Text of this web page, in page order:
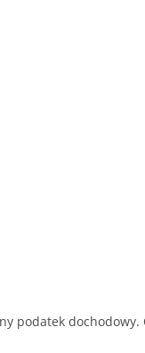
podatek dochodowy.